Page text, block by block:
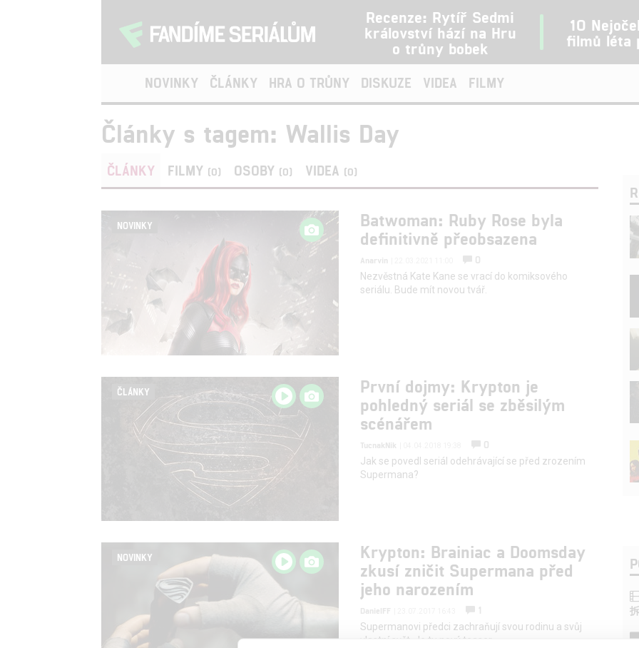
Recenze: Rytíř Sedmi
království hází na Hru
o trůny bobek
10
filmů léta
NOVINKY ČLÁNKY HRA O TRŮNY DISKUZE VIDEA FILMY
Články s tagem: Wallis Day
ČLÁNKY FILMY (0) OSOBY (0) VIDEA (0)
NOVINKY
Batwoman: Ruby Rose byla
definitivně přeobsazena
Anarvin
0
Nezvěstná Kate Kane se vrací do komiksového
seriálu. Bude mít novou tvář.
ČLÁNKY
První dojmy: Krypton je
pohledný seriál se zběsilým
scénářem
TucnakNik
0
Jak se povedl seriál odehrávající se před zrozením
Supermana?
NOVINKY
Krypton: Brainiac a Doomsday
zkusí zničit Supermana před
jeho narozením
DanielFF
1
Supermanovi předci zachraňují svou rodinu a svůj
vlastní svět. Je tu nový teaser.